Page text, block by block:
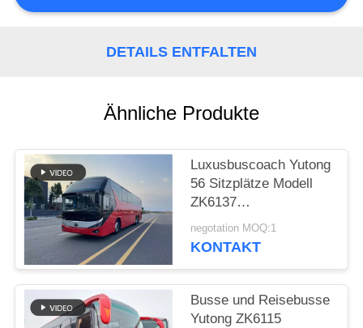
SIE EIN
DATENSCHUTZRICHTLINIE
DETAILS ENTFALTEN
Ähnliche Produkte
Luxusbuscoach Yutong
56 Sitzplätze Modell
ZK6137
Doppelrücksachse
2021 Jahr Airbag
negotation MOQ:1
KONTAKT
Busse und Reisebusse
Yutong ZK6115